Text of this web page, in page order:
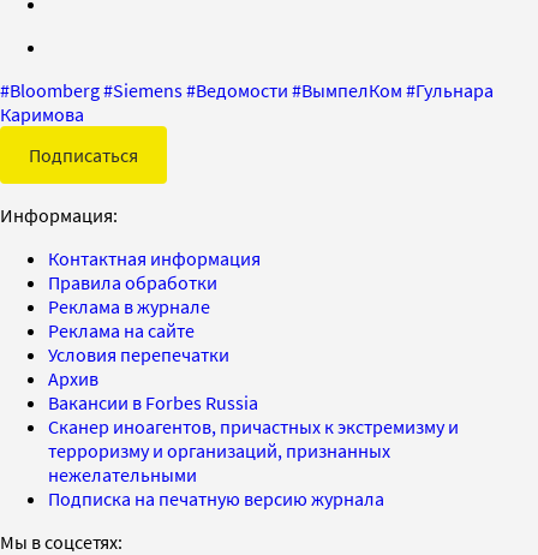
#Bloomberg#Siemens#Ведомости #ВымпелКом #Гульнара
Каримова
Подписаться
Информация:
Контактная информация
Правила обработки
Реклама в журнале
Реклама на сайте
Условия перепечатки
Архив
Вакансии в Forbes Russia
Сканер иноагентов, причастных к экстремизму и
терроризму и организаций, признанных
нежелательными
Подписка на печатную версию журнала
Мы в соцсетях: